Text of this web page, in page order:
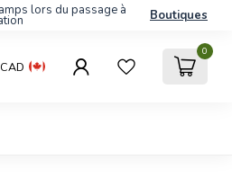
lors du passage à Boutiques
CAD
0